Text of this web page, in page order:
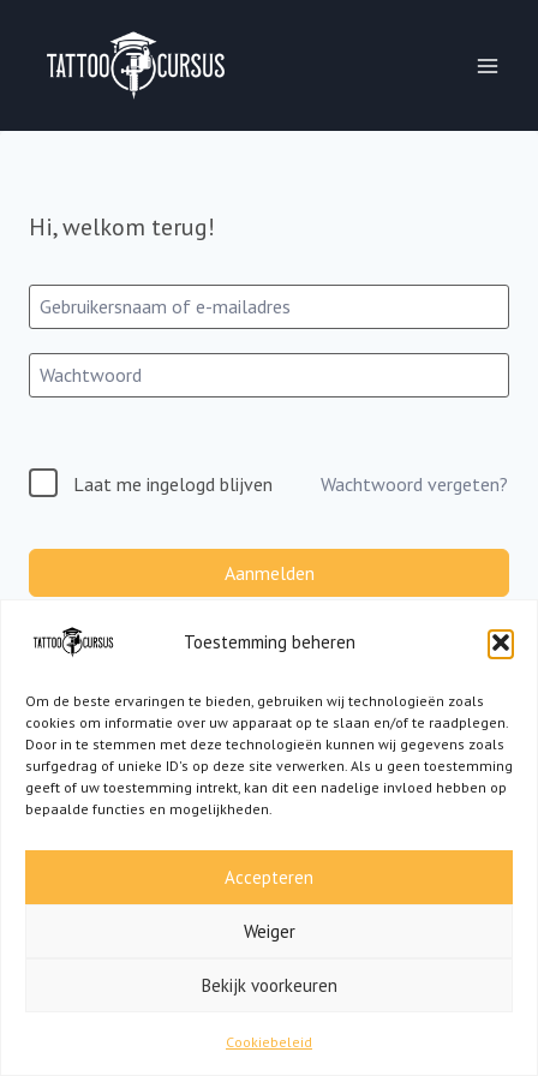
Toestemming beheren
Om de beste ervaringen te bieden, gebruiken wij technologieën zoals
cookies om informatie over uw apparaat op te slaan en/of te raadplegen.
Door in te stemmen met deze technologieën kunnen wij gegevens zoals
surfgedrag of unieke ID's op deze site verwerken. Als u geen toestemming
geeft of uw toestemming intrekt, kan dit een nadelige invloed hebben op
bepaalde functies en mogelijkheden.
Accepteren
Weiger
Bekijk voorkeuren
Cookiebeleid
Hi, welkom terug!
Laat me ingelogd blijven Wachtwoord vergeten?
Aanmelden
Geen account?Registreer nu
INFO@TATTOOCURSUS.NL!